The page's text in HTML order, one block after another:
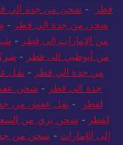
قطر
- شحن من جدة الي
شحن من جدة الي قطر -
من الامارات الى قطر -
من أبوظبي الى قطر -
من جدة الي قطر - نقل
جدة الي قطر - شحن
لقطر
- نقل عفش من
لقطر - شحن بري من
إلى الإمارات - شحن من